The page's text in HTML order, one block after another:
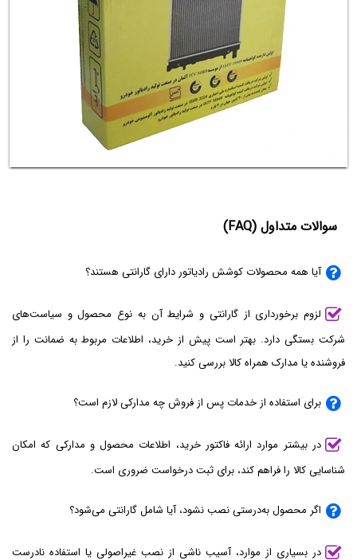
سوالات متداول (FAQ)
آیا همه محصولات کوشش رادیاتور دارای گارانتی هستند؟
لزوم برخورداری از گارانتی و شرایط آن به نوع محصول و سیاست‌های
شرکت بستگی دارد. بهتر است پیش از خرید، اطلاعات مربوط به ضمانت را از
فروشنده یا مدارک همراه کالا بررسی کنید.
برای استفاده از خدمات پس از فروش چه مدارکی لازم است؟
در بیشتر موارد ارائه فاکتور خرید، اطلاعات محصول و مدارکی که امکان
شناسایی کالا را فراهم کند، برای ثبت درخواست ضروری است.
اگر محصول به‌درستی نصب نشود، آیا شامل گارانتی می‌شود؟
در بسیاری از موارد، آسیب ناشی از نصب غیراصولی یا استفاده نادرست